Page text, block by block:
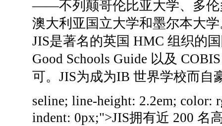
——不列颠哥伦比亚大学、多伦
澳大利亚国立大学和墨尔本大
JIS是著名的英国 HMC 组织的
Good Schools Guide 以及
可。 JIS为成为IB 世界学校而自
seline; line-height: 2.2em; color:
indent: 0px;">JIS拥有近 200 名